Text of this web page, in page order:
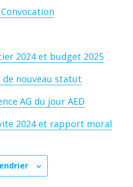
Convocation
2024 et budget 2025
de nouveau statut
AG du jour AED
2024 et rapport moral